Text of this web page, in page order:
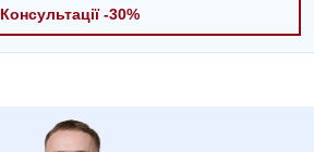
Консультації -30%